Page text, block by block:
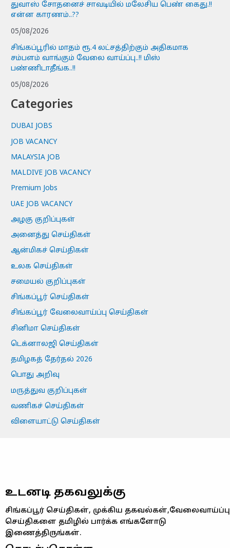
துவாஸ் சோதனைச் சாவடியில் மலேசிய பெண் கைது.!!
என்ன காரணம்..??
05/08/2026
சிங்கப்பூரில் மாதம் ரூ.4 லட்சத்திற்கும் அதிகமாக
சம்பளம் வாங்கும் வேலை வாய்ப்பு..!! மிஸ்
பண்ணிடாதீங்க..!!
05/08/2026
Categories
DUBAI JOBS
JOB VACANCY
MALAYSIA JOB
MALDIVE JOB VACANCY
Premium Jobs
UAE JOB VACANCY
அழகு குறிப்புகள்
அனைத்து செய்திகள்
ஆன்மிகச் செய்திகள்
உலக செய்திகள்
சமையல் குறிப்புகள்
சிங்கப்பூர் செய்திகள்
சிங்கப்பூர் வேலைவாய்ப்பு செய்திகள்
சினிமா செய்திகள்
டெக்னாலஜி செய்திகள்
தமிழகத் தேர்தல் 2026
பொது அறிவு
மருத்துவ குறிப்புகள்
வணிகச் செய்திகள்
விளையாட்டு செய்திகள்
உடனடி தகவலுக்கு
சிங்கப்பூர் செய்திகள், முக்கிய தகவல்கள்,வேலைவாய்ப்பு
செய்திகளை தமிழில் பார்க்க எங்களோடு
இணைத்திருங்கள்.